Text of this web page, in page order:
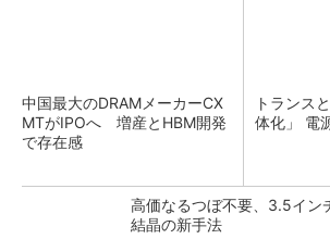
中国最大のDRAMメーカーCX
MTがIPOへ 増産とHBM開発
で存在感
トランス
体化」 電
高価なるつぼ不要、3.5イン
結晶の新手法